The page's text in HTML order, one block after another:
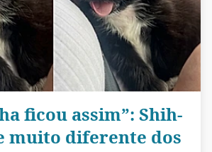
ficou assim”: Shih-
muito diferente dos